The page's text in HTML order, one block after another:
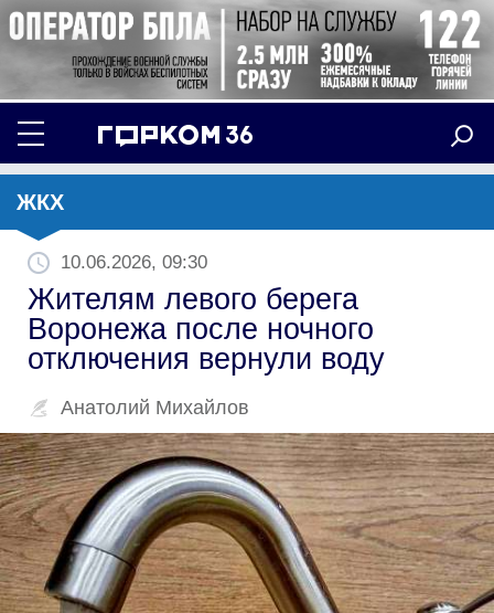
ЖКХ
10.06.2026, 09:30
Жителям левого берега
Воронежа после ночного
отключения вернули воду
Анатолий Михайлов